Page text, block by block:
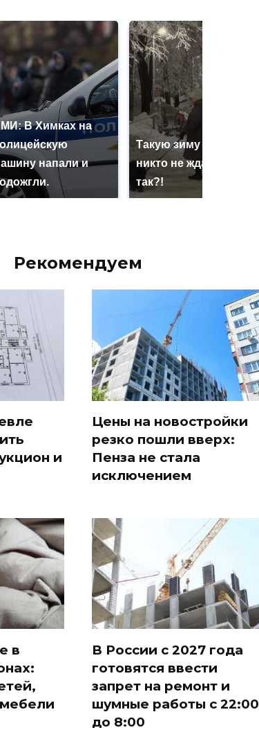
В Химках на
напали и
Такую зиму в России
никто не ждал: как
так?!
Рекомендуем
и
Цены на новостройки
резко пошли вверх:
Пенза не стала
исключением
в
В России с 2027 года
готовятся ввести
запрет на ремонт и
шумные работы с 22:00
до 8:00